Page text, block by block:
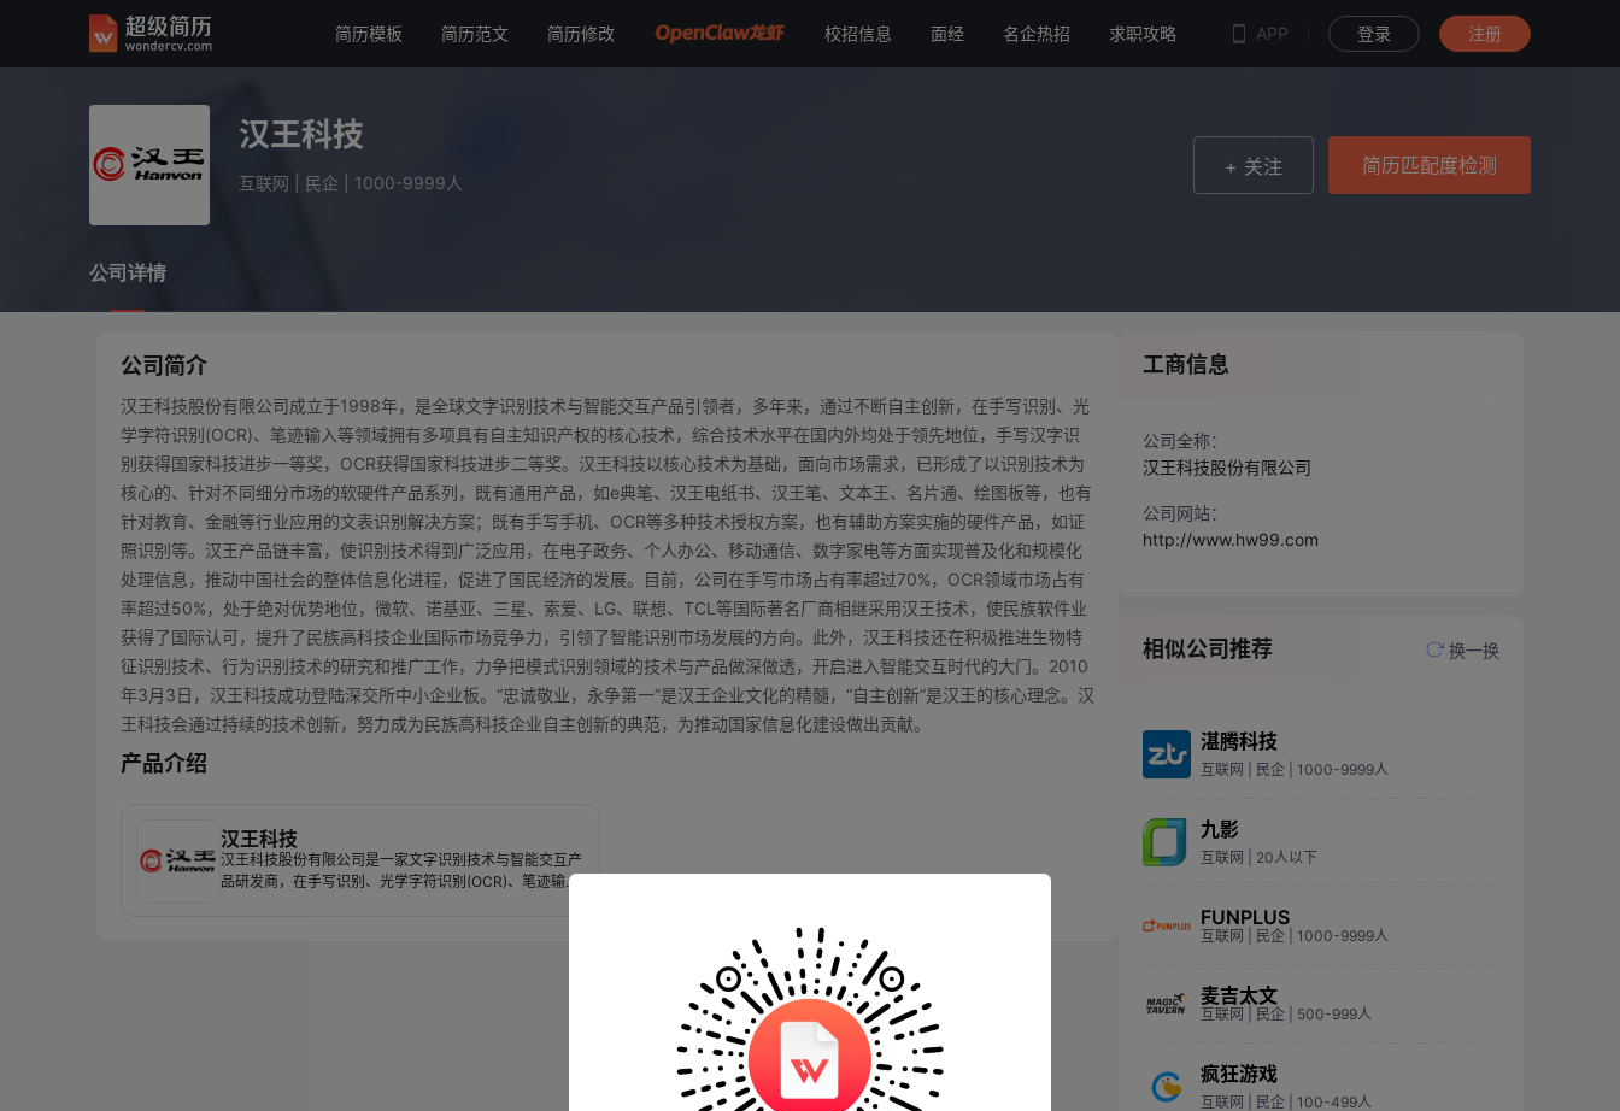
简历模板 简历范文 简历修改 校招信息 面经 名企热招 求职攻略 APP 登录 注册
汉王科技
汉王科技
互联网 民企 1000-9999人
+ 关注 简历匹配度检测
公司详情
公司简介
汉王科技股份有限公司成立于1998年，是全球文字识别技术与智能交互产品引领者，多年来，通过不断自主创新，在手写识别、光
学字符识别(OCR)、笔迹输入等领域拥有多项具有自主知识产权的核心技术，综合技术水平在国内外均处于领先地位，手写汉字识
别获得国家科技进步一等奖，OCR获得国家科技进步二等奖。汉王科技以核心技术为基础，面向市场需求，已形成了以识别技术为
核心的、针对不同细分市场的软硬件产品系列，既有通用产品，如e典笔、汉王电纸书、汉王笔、文本王、名片通、绘图板等，也有
针对教育、金融等行业应用的文表识别解决方案；既有手写手机、OCR等多种技术授权方案，也有辅助方案实施的硬件产品，如证
照识别等。汉王产品链丰富，使识别技术得到广泛应用，在电子政务、个人办公、移动通信、数字家电等方面实现普及化和规模化
处理信息，推动中国社会的整体信息化进程，促进了国民经济的发展。目前，公司在手写市场占有率超过70%，OCR领域市场占有
率超过50%，处于绝对优势地位，微软、诺基亚、三星、索爱、LG、联想、TCL等国际著名厂商相继采用汉王技术，使民族软件业
获得了国际认可，提升了民族高科技企业国际市场竞争力，引领了智能识别市场发展的方向。此外，汉王科技还在积极推进生物特
征识别技术、行为识别技术的研究和推广工作，力争把模式识别领域的技术与产品做深做透，开启进入智能交互时代的大门。2010
年3月3日，汉王科技成功登陆深交所中小企业板。“忠诚敬业，永争第一”是汉王企业文化的精髓，“自主创新”是汉王的核心理念。汉
王科技会通过持续的技术创新，努力成为民族高科技企业自主创新的典范，为推动国家信息化建设做出贡献。
产品介绍
汉王科技
汉王科技股份有限公司是一家文字识别技术与智能交互产
品研发商，在手写识别、光学字符识别(OCR)、笔迹输入
工商信息
公司全称：
汉王科技股份有限公司
公司网站：
http://www.hw99.com
相似公司推荐 换一换
湛腾科技
互联网 | 民企 | 1000-9999人
九影
互联网 | 20人以下
FUNPLUS
互联网 | 民企 | 1000-9999人
麦吉太文
互联网 | 民企 | 500-999人
疯狂游戏
互联网 | 民企 | 100-499人